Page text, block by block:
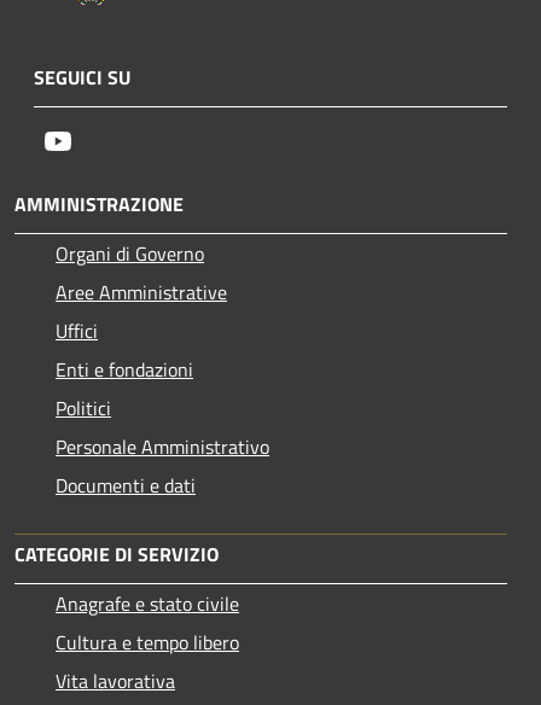
SEGUICI SU
AMMINISTRAZIONE
Organi di Governo
Aree Amministrative
Uffici
Enti e fondazioni
Politici
Personale Amministrativo
Documenti e dati
CATEGORIE DI SERVIZIO
Anagrafe e stato civile
Cultura e tempo libero
Vita lavorativa